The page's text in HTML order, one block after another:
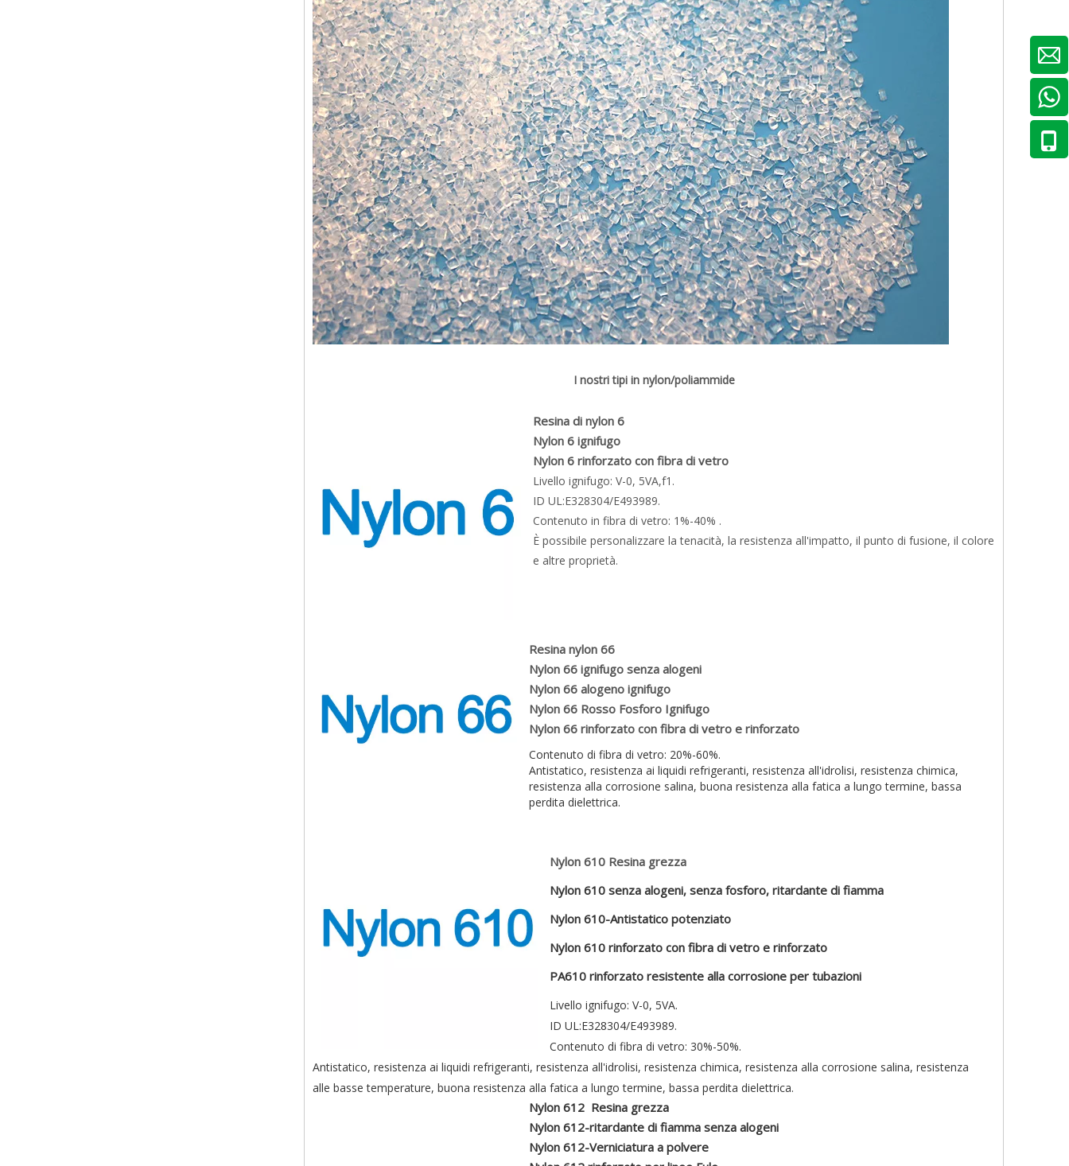
I nostri tipi in nylon/poliammide
Resina di nylon 6
Nylon 6 ignifugo
Nylon 6 rinforzato con fibra di vetro
Livello ignifugo: V-0, 5VA,f1.
ID UL:E328304/E493989.
Contenuto in fibra di vetro: 1%-40% .
È possibile personalizzare la tenacità, la resistenza all'impatto, il punto di fusione, il colore
e altre proprietà.
Resina nylon 66
Nylon 66 ignifugo senza alogeni
Nylon 66 alogeno ignifugo
Nylon 66 Rosso Fosforo Ignifugo
Nylon 66 rinforzato con fibra di vetro e rinforzato
Contenuto di fibra di vetro: 20%-60%.
Antistatico, resistenza ai liquidi refrigeranti, resistenza all'idrolisi, resistenza chimica,
resistenza alla corrosione salina, buona resistenza alla fatica a lungo termine, bassa
perdita dielettrica.
Nylon 610 Resina grezza
Nylon 610 senza alogeni, senza fosforo, ritardante di fiamma
Nylon 610-Antistatico potenziato
Nylon 610 rinforzato con fibra di vetro e rinforzato
PA610 rinforzato resistente alla corrosione per tubazioni
Livello ignifugo: V-0, 5VA.
ID UL:E328304/E493989.
Contenuto di fibra di vetro: 30%-50%.
Antistatico, resistenza ai liquidi refrigeranti, resistenza all'idrolisi, resistenza chimica, resistenza alla corrosione salina, resistenza
alle basse temperature, buona resistenza alla fatica a lungo termine, bassa perdita dielettrica.
Nylon 612 Resina grezza
Nylon 612-ritardante di fiamma senza alogeni
Nylon 612-Verniciatura a polvere